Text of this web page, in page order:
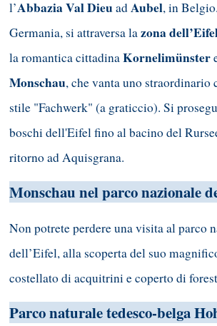
l’Abbazia Val DieuadAubel, in
Germania, si attraversa lazona
la romantica cittadinaKornelimünster
Monschau, che vanta uno straordinario
stile "Fachwerk" (a graticcio). Si
boschi dell'Eifel fino al bacino del
ritorno ad Aquisgrana.
Monschau nel parco nazionale
Non potrete perdere una visita al parco
dell’Eifel, alla scoperta del suo
costellato di acquitrini e coperto di
Parco naturale tedesco-belga